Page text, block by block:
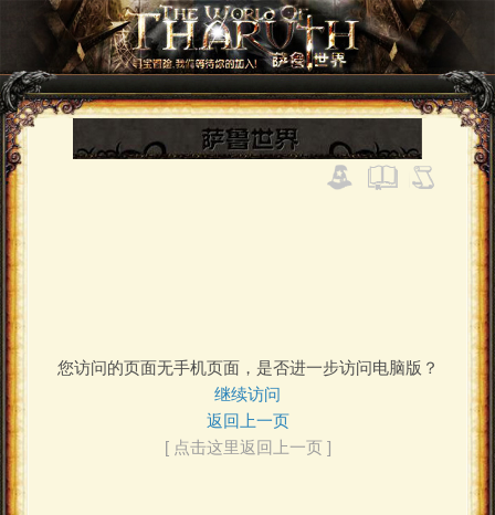
您访问的页面无手机页面，是否进一步访问电脑版？
继续访问
返回上一页
[ 点击这里返回上一页 ]